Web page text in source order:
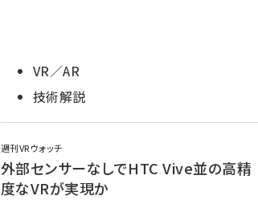
VR／AR
技術解説
週刊VRウォッチ
外部センサーなしでHTC Vive並の高精
度なVRが実現か